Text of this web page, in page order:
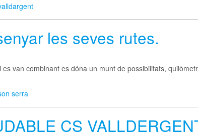
les seves rutes.
es van combinant es dóna un munt de possibilitats,
serra
CS